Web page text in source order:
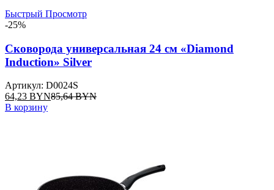
Быстрый Просмотр
-25%
Сковорода универсальная 24 см «Diamond
Induction» Silver
Артикул: D0024S
64,23 BYN85,64BYN
В корзину